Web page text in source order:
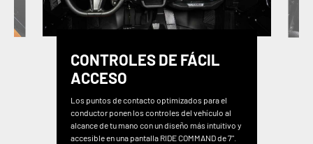
CONTROLES DE FÁCIL
ACCESO
Los puntos de contacto optimizados para el
conductor ponen los controles del vehículo al
alcance de tu mano con un diseño más intuitivo y
accesible en una pantalla RIDE COMMAND de 7".